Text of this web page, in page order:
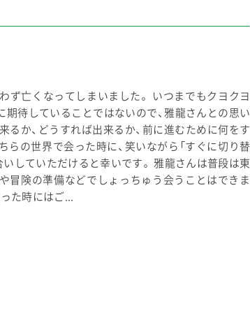
ず亡くなってしまいました。 いつまでもクヨクヨ
待していることではないので、雅龍さんとの思い
か、どうすれば出来るか、前に進むために何をす
の世界で会った時に、笑いながら「すぐに切り替
いしていただけると幸いです。 雅龍さんは普段は東
冒険の準備などでしょっちゅう会うことはできま
た時にはご...